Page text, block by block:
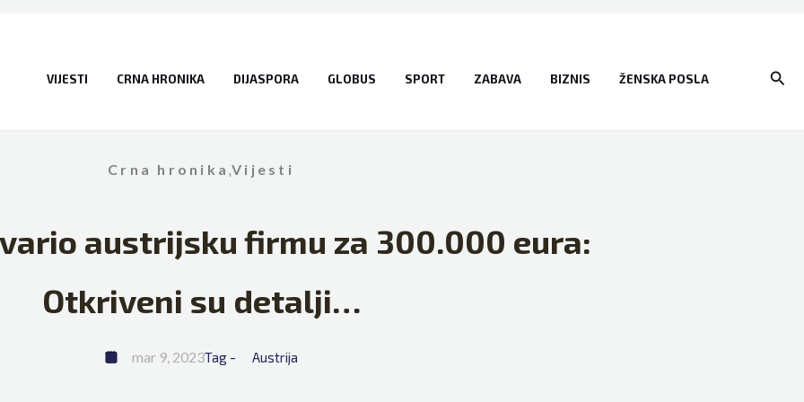
VIJESTI CRNA HRONIKA DIJASPORA GLOBUS SPORT ZABAVA BIZNIS ŽENSKA POSLA
Crna hronika,Vijesti
austrijsku firmu za 300.000 eura:
Otkriveni su detalji…
mar 9, 2023Tag - Austrija